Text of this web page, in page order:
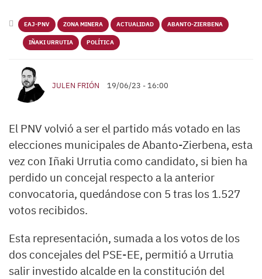
EAJ-PNV ZONA MINERA ACTUALIDAD ABANTO-ZIERBENA
IÑAKI URRUTIA POLÍTICA
JULEN FRIÓN 19/06/23 - 16:00
El PNV volvió a ser el partido más votado en las
elecciones municipales de Abanto-Zierbena, esta
vez con Iñaki Urrutia como candidato, si bien ha
perdido un concejal respecto a la anterior
convocatoria, quedándose con 5 tras los 1.527
votos recibidos.
Esta representación, sumada a los votos de los
dos concejales del PSE-EE, permitió a Urrutia
salir investido alcalde en la constitución del